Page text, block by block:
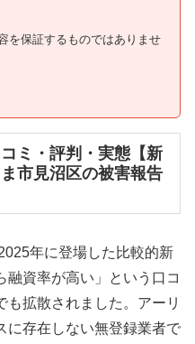
を保証するものではありませ
ミ・評判・実態【新
市見沼区の被害報告
年に登場した比較的新
融資率が高い」という口コ
も拡散されました。アーリ
に存在しない無登録業者で